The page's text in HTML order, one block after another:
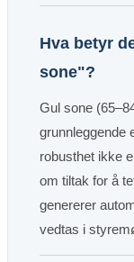
Hva betyr
sone"?
Gul sone
grunnleggende
robusthet ikke
om tiltak for å
genererer
vedtas i